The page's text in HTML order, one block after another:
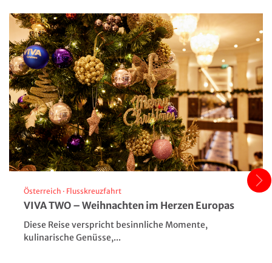
Österreich · Flusskreuzfahrt
VIVA TWO – Weihnachten im Herzen Europas
Diese Reise verspricht besinnliche Momente,
kulinarische Genüsse,...